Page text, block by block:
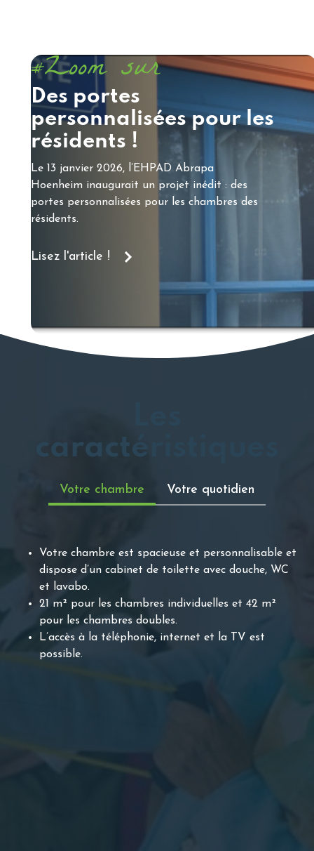
#Zoom sur
Des portes
personnalisées pour les
résidents !
Le 13 janvier 2026, l’EHPAD Abrapa
Hoenheim inaugurait un projet inédit : des
portes personnalisées pour les chambres des
résidents.
Lisez l'article !
caractéristiques
Votre chambre Votre quotidien
Votre chambre est spacieuse et personnalisable et
dispose d’un cabinet de toilette avec douche, WC
et lavabo.
21 m² pour les chambres individuelles et 42 m²
pour les chambres doubles.
L’accès à la téléphonie, internet et la TV est
possible.